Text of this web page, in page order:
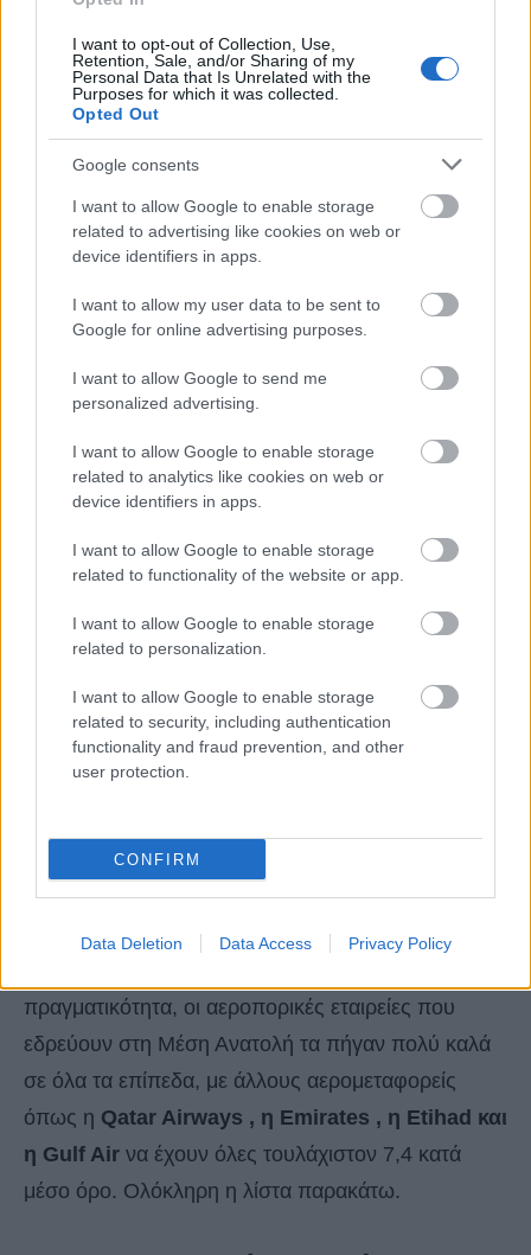
I want to opt-out of Collection, Use,
Retention, Sale, and/or Sharing of my
Personal Data that Is Unrelated with the
Purposes for which it was collected.
Opted Out
Google consents
I want to allow Google to enable storage
related to advertising like cookies on web or
device identifiers in apps.
I want to allow my user data to be sent to
Google for online advertising purposes.
I want to allow Google to send me
personalized advertising.
I want to allow Google to enable storage
related to analytics like cookies on web or
device identifiers in apps.
I want to allow Google to enable storage
related to functionality of the website or app.
I want to allow Google to enable storage
related to personalization.
I want to allow Google to enable storage
related to security, including authentication
functionality and fraud prevention, and other
user protection.
CONFIRM
Data Deletion Data Access Privacy Policy
μάλιστα δε λείπει και μια ελληνική αεροπορική
εταιρεία, ηAegeanπου μάλιστα βρίσκεται στην 6η
θέση.
Αυτή που διεκδίκησε και πήρε την πρώτη θέση με
εντυπωσιακό μέσο όρο βαθμολογίας 8,6 στα 10 σε
όλες τις κατηγορίες καμπίνας ήταν ηKuwait
Airways, η οποία προσφέρει μια σειρά φαγητών
«Royal Class».
Στη δεύτερη θέση ήταν η Oman Air με 8,44 και
πραγματικότητα, οι αεροπορικές εταιρείες που
εδρεύουν στη Μέση Ανατολή τα πήγαν πολύ καλά
σε όλα τα επίπεδα, με άλλους αερομεταφορείς
όπως η Qatar Airways , η Emirates , η Etihad και
η Gulf Air να έχουν όλες τουλάχιστον 7,4 κατά
μέσο όρο. Ολόκληρη η λίστα παρακάτω.